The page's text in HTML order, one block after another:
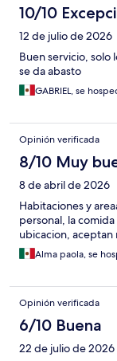
10/10
12 de julio de 2026
Buen servicio, solo
se da abasto
GABRIEL, se
Opinión verificada
8/10 Muy
8 de abril de 2026
Habitaciones y
personal, la
ubicacion, aceptan
Alma paola, se
Opinión verificada
6/10 Buena
22 de julio de 2026